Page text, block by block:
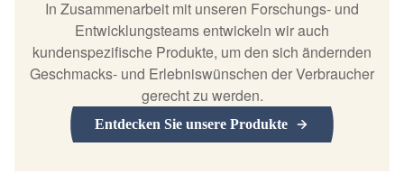
In Zusammenarbeit mit unseren Forschungs- und
Entwicklungsteams entwickeln wir auch
kundenspezifische Produkte, um den sich ändernden
Geschmacks- und Erlebniswünschen der Verbraucher
gerecht zu werden.
Entdecken Sie unsere Produkte